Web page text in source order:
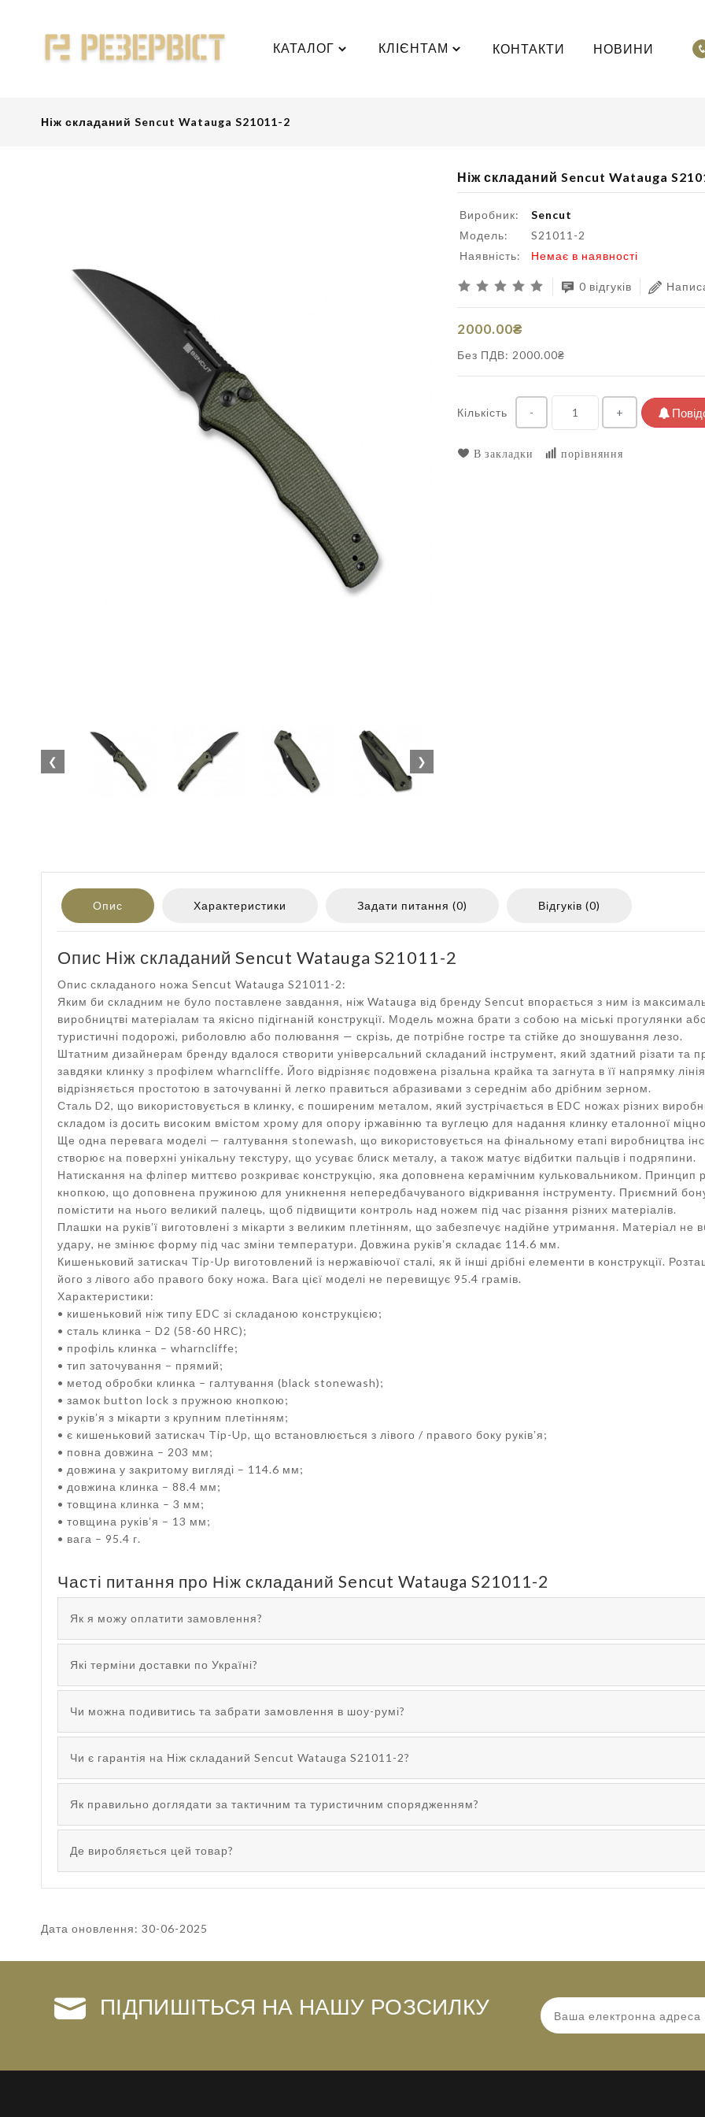
КАТАЛОГ КЛІЄНТАМ КОНТАКТИ НОВИНИ
Ніж складаний Sencut Watauga S21011-2
❮ ❯
Ніж складаний Sencut Watauga
Виробник:
Sencut
Модель:
S21011-2
Наявність:
Немає в наявності
0 відгуків
2000.00₴
Без ПДВ: 2000.00₴
Кількість - +
В закладки порівняння
Опис Характеристики Задати питання (0) Відгуків (0)
Опис Ніж складаний Sencut Watauga S21011-2
Опис складаного ножа Sencut Watauga S21011-2:
Яким би складним не було поставлене завдання, ніж Watauga від бренду Sencut впорається з ним із
виробництві матеріалам та якісно підігнаній конструкції. Модель можна брати з собою на міські прогулянки
туристичні подорожі, риболовлю або полювання — скрізь, де потрібне гостре та стійке до зношування лезо.
Штатним дизайнерам бренду вдалося створити універсальний складаний інструмент, який здатний різати
завдяки клинку з профілем wharncliffe. Його відрізняє подовжена різальна крайка та загнута в її напрямку
відрізняється простотою в заточуванні й легко правиться абразивами з середнім або дрібним зерном.
Сталь D2, що використовується в клинку, є поширеним металом, який зустрічається в EDC ножах різних
складом із досить високим вмістом хрому для опору іржавінню та вуглецю для надання клинку еталонної
Ще одна перевага моделі — галтування stonewash, що використовується на фінальному етапі виробництва
створює на поверхні унікальну текстуру, що усуває блиск металу, а також матує відбитки пальців і подряпини.
Натискання на фліпер миттєво розкриває конструкцію, яка доповнена керамічним кульковальником.
кнопкою, що доповнена пружиною для уникнення непередбачуваного відкривання інструменту. Приємний
помістити на нього великий палець, щоб підвищити контроль над ножем під час різання різних матеріалів.
Плашки на руківʼї виготовлені з мікарти з великим плетінням, що забезпечує надійне утримання. Матеріал не
удару, не змінює форму під час зміни температури. Довжина руківʼя складає 114.6 мм.
Кишеньковий затискач Tip-Up виготовлений із нержавіючої сталі, як й інші дрібні елементи в конструкції.
його з лівого або правого боку ножа. Вага цієї моделі не перевищує 95.4 грамів.
Характеристики:
• кишеньковий ніж типу EDC зі складаною конструкцією;
• сталь клинка – D2 (58-60 HRC);
• профіль клинка – wharncliffe;
• тип заточування – прямий;
• метод обробки клинка – галтування (black stonewash);
• замок button lock з пружною кнопкою;
• руківʼя з мікарти з крупним плетінням;
• є кишеньковий затискач Tip-Up, що встановлюється з лівого / правого боку руківʼя;
• повна довжина – 203 мм;
• довжина у закритому вигляді – 114.6 мм;
• довжина клинка – 88.4 мм;
• товщина клинка – 3 мм;
• товщина руківʼя – 13 мм;
• вага – 95.4 г.
Часті питання про Ніж складаний Sencut Watauga S21011-2
Як я можу оплатити замовлення?
Які терміни доставки по Україні?
Чи можна подивитись та забрати замовлення в шоу-румі?
Чи є гарантія на Ніж складаний Sencut Watauga S21011-2?
Як правильно доглядати за тактичним та туристичним спорядженням?
Де виробляється цей товар?
Дата оновлення: 30-06-2025
ПІДПИШІТЬСЯ НА НАШУ РОЗСИЛКУ